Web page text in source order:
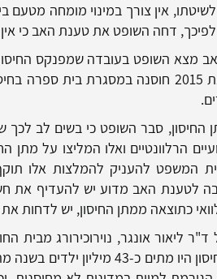
בישראל. לשיטתו, אין צורך במינוי
דחה השופט את טענת האב כי אין
מצא השופט בעובדה שמפנקס
שונים עם הולדתה, וגם בשנת 2015 חוסנה
החיסון, סבר השופט כי בשים לב
הרלוונטיים ואלו המליצו על מתן
המשפט להעניק להמלצות אלו
לטענת האב מדוע יש להעדיף את
כתוצאה ממתן החיסון, יש לדחות
ליאור אונגר, נוירוכירורג מבית
מתוך 600 ילדים וכי לפני החיסון